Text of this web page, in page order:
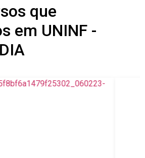
que
em UNINF -